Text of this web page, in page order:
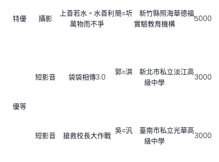
特優 攝影
上善若水。水善利
萬物而不爭
簡○圻 新竹縣照海華德福
實驗教育機構
5000
優等
短影音 袋袋相傳3.0
郭○淇 新北市私立淡江高
級中學
3000
短影音 搶救校長大作戰
吳○汎 臺南市私立光華高
級中學
3000